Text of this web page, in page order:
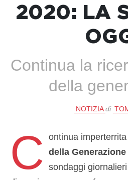
2020: LA
Continua la
della
NOTIZIA di
C ontinua
della Generazione
sondaggi